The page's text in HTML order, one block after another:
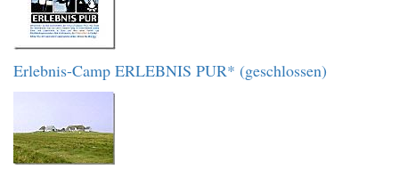
Erlebnis-Camp ERLEBNIS PUR* (geschlossen)